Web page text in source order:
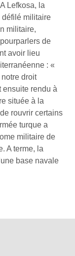
Lefkosa, la
défilé militaire
militaire,
de
avoir lieu
: «
droit
ensuite rendu à
située à la
rouvrir certains
turque a
militaire de
A terme, la
base navale